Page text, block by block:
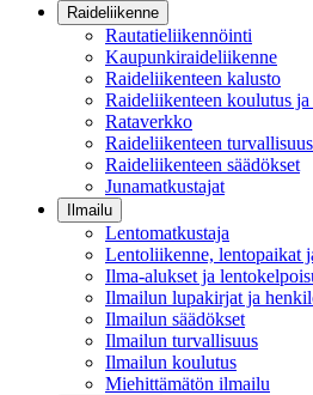
Raideliikenne
Rautatieliikennöinti
Kaupunkiraideliikenne
Raideliikenteen kalusto
Raideliikenteen koulutus
Rataverkko
Raideliikenteen
Raideliikenteen säädökset
Junamatkustajat
Ilmailu
Lentomatkustaja
Lentoliikenne, lentopaikat
Ilma-alukset ja
Ilmailun lupakirjat ja
Ilmailun säädökset
Ilmailun turvallisuus
Ilmailun koulutus
Miehittämätön ilmailu